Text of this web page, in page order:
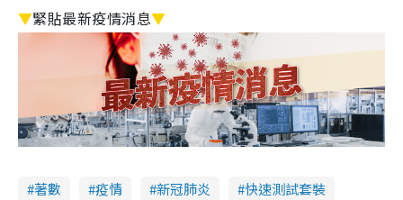
▼緊貼最新疫情消息▼
著數 疫情 新冠肺炎
快速測試套裝